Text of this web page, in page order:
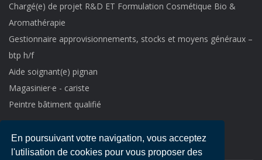
En poursuivant votre navigation, vous acceptez
l'utilisation de cookies pour vous proposer des
Chargé(e) de projet R&D ET Formulation Cosmétique Bio &
Aromathérapie
Gestionnaire approvisionnements, stocks et moyens généraux –
btp h/f
Aide soignant(e) pignan
Magasinier·e - cariste
Peintre bâtiment qualifié